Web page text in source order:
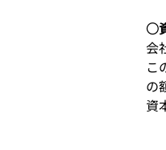
○
会
こ
の
資